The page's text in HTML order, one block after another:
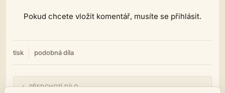
Pokud chcete vložit komentář, musíte se přihlásit.
tisk podobná díla
← PŘEDCHOZÍ DÍLO